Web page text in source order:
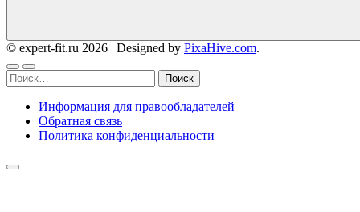
© expert-fit.ru 2026 | Designed by PixaHive.com.
Найти:
Информация для правообладателей
Обратная связь
Политика конфиденциальности